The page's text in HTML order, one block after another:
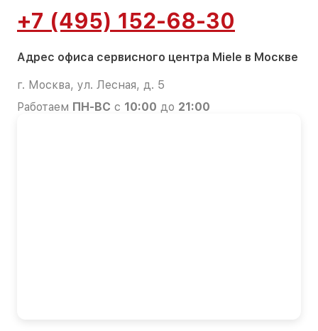
+7 (495) 152-68-30
Адрес офиса сервисного центра Miele в Москве
г. Москва, ул. Лесная, д. 5
Работаем ПН-ВС с 10:00 до 21:00